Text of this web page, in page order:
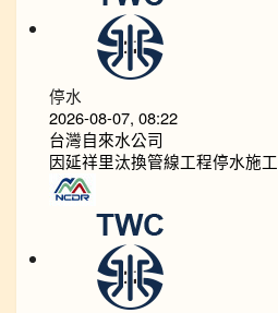
停水
2026-08-07, 08:22
台灣自來水公司
因延祥里汰換管線工程停水施工